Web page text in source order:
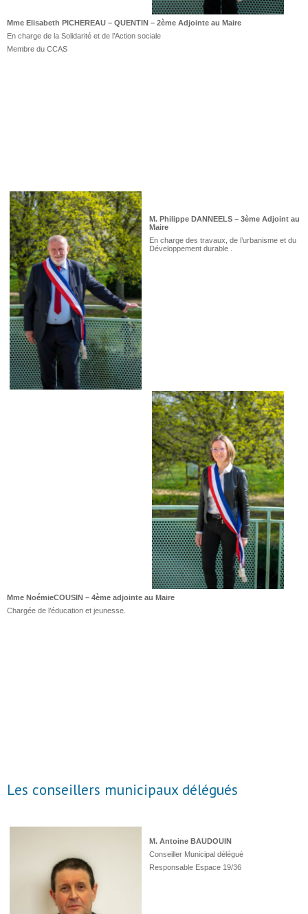
Mme Elisabeth PICHEREAU – QUENTIN – 2ème Adjointe au Maire
En charge de la Solidarité et de l’Action sociale
Membre du CCAS
M. Philippe DANNEELS – 3ème Adjoint au
Maire
En charge des travaux, de l’urbanisme et du
Développement durable .
Mme NoémieCOUSIN – 4ème adjointe au Maire
Chargée de l’éducation et jeunesse.
Les conseillers municipaux délégués
M. Antoine BAUDOUIN
Conseiller Municipal délégué
Responsable Espace 19/36